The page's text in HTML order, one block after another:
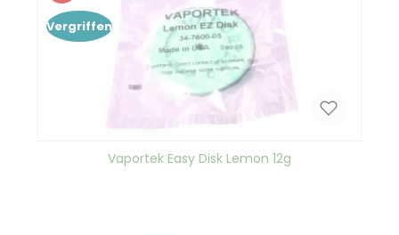
Vergriffen
Vaportek Easy Disk Lemon 12g